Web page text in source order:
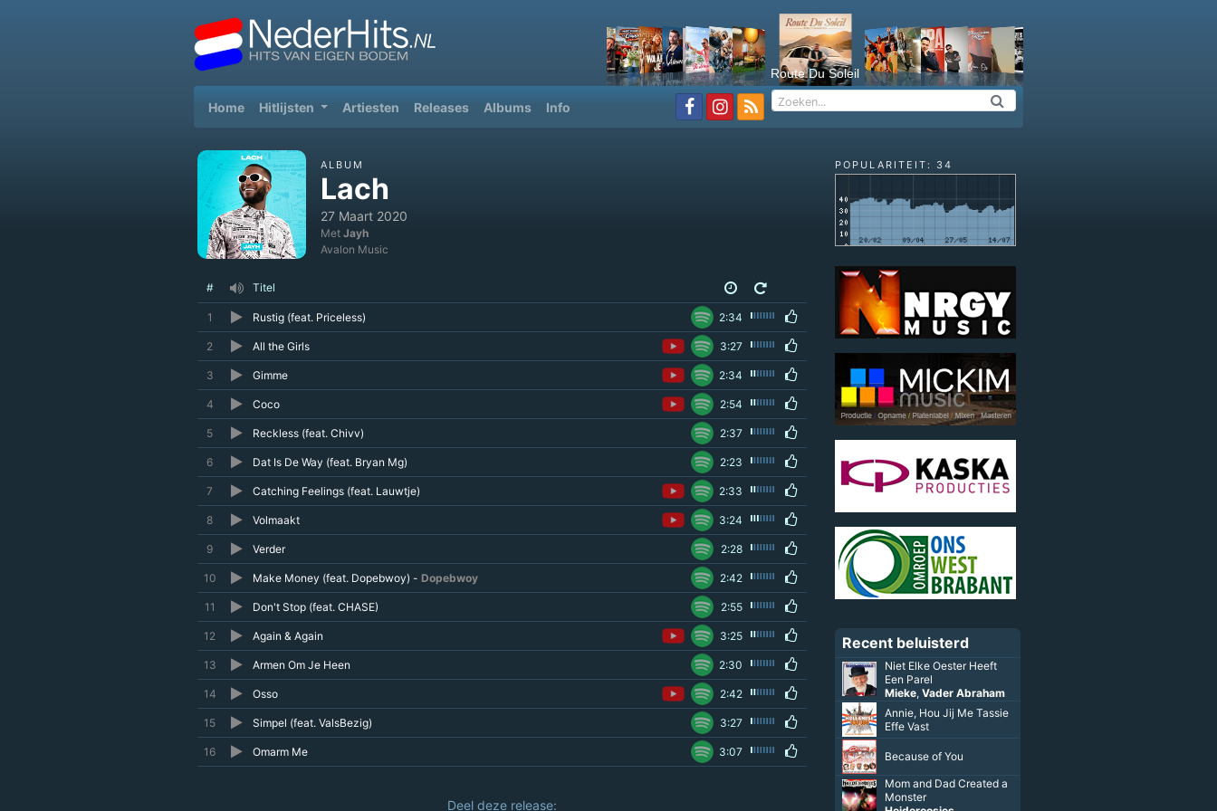
Route Du Soleil
Home(current)
Hitlijsten Artiesten Releases Albums Info
ALBUM
Lach
27 Maart 2020
Met Jayh
Avalon Music
# Titel
1 Rustig (feat. Priceless) 2:34
2 All the Girls 3:27
3 Gimme 2:34
4 Coco 2:54
5 Reckless (feat. Chivv) 2:37
6 Dat Is De Way (feat. Bryan Mg) 2:23
7 Catching Feelings (feat. Lauwtje) 2:33
8 Volmaakt 3:24
9 Verder 2:28
10 Make Money (feat. Dopebwoy) - Dopebwoy 2:42
11 Don't Stop (feat. CHASE) 2:55
12 Again & Again 3:25
13 Armen Om Je Heen 2:30
14 Osso 2:42
15 Simpel (feat. ValsBezig) 3:27
16 Omarm Me 3:07
Deel deze release:
POPULARITEIT: 34
Recent beluisterd
Niet Elke Oester Heeft
Een Parel
Mieke, Vader Abraham
Annie, Hou Jij Me Tassie
Effe Vast
Because of You
Mom and Dad Created a
Monster